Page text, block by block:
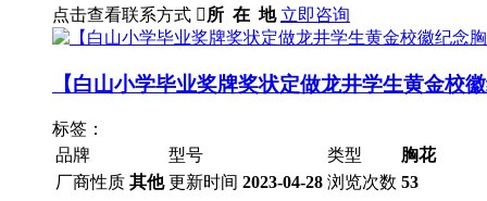
点击查看联系方式 所 在 地 立即咨询
【白山小学毕业奖牌奖状定做龙井学生黄金校
标签：
品牌
型号 类型
胸花
厂商性质 其他 更新时间 2023-04-28 浏览次数 53